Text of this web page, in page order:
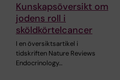
Kunskapsöversikt om
jodens roll i
sköldkörtelcancer
I en översiktsartikel i
tidskriften Nature Reviews
Endocrinology…